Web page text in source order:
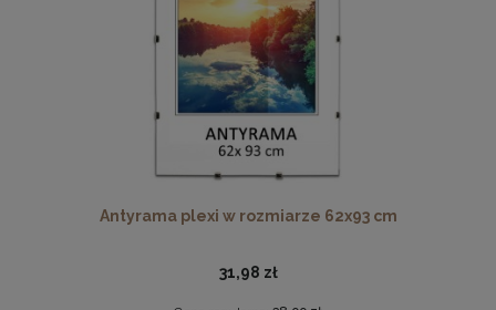
Ramka na zdjęcia A4 21 x 29,7 cm różowa, z naturalnego
drewna
17,99 zł
DO KOSZYKA
Antyrama plexi w rozmiarze 62x93 cm
31,98 zł